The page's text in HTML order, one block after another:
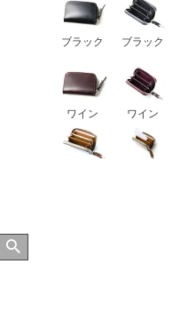
ブラック ブラック
ワイン ワイン